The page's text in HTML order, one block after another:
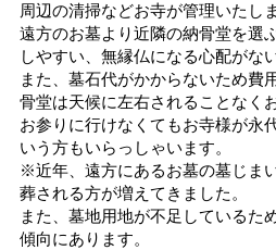
周辺の清掃などお寺が管理いたしま
遠方のお墓より近隣の納骨堂を選
しやすい、無縁仏になる心配がな
また、墓石代がかからないため費
骨堂は天候に左右されることなく
お参りに行けなくてもお寺様が永
いう方もいらっしゃいます。
※近年、遠方にあるお墓の墓じま
葬される方が増えてきました。
また、墓地用地が不足しているた
傾向にあります。